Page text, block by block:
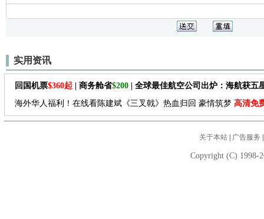
实用资讯
回国机票$360起 | 商务舱省$200 | 全球最佳航空公司出炉：海航获五
海外华人福利！在线看陈建斌《三叉戟》热血归回 豪情筑梦 高清免
关于本站| 广告服务
Copyright (C) 1998-